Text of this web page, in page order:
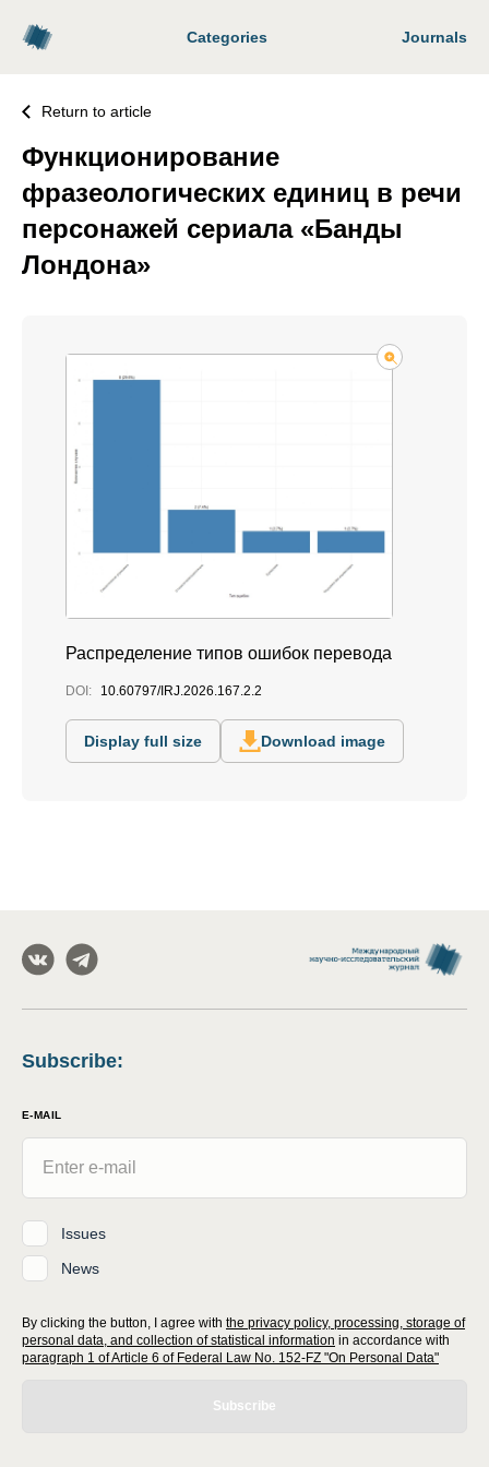
Categories Journals
Return to article
Функционирование
фразеологических единиц в речи
персонажей сериала «Банды
Лондона»
Распределение типов ошибок перевода
DOI: 10.60797/IRJ.2026.167.2.2
Display full size Download image
Subscribe:
E-MAIL
Issues
News
By clicking the button, I agree with the privacy policy, processing, storage of
personal data, and collection of statistical information in accordance with
paragraph 1 of Article 6 of Federal Law No. 152-FZ "On Personal Data"
Subscribe